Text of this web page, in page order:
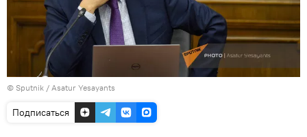
© Sputnik / Asatur Yesayants
Подписаться